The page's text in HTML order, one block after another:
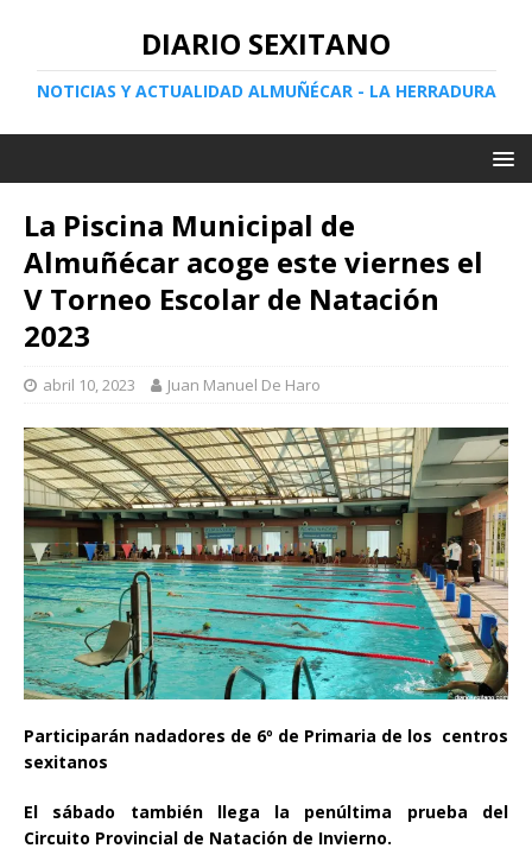
DIARIO SEXITANO
NOTICIAS Y ACTUALIDAD ALMUÑÉCAR - LA HERRADURA
La Piscina Municipal de
Almuñécar acoge este viernes el
V Torneo Escolar de Natación
2023
abril 10, 2023 Juan Manuel De Haro
Participarán nadadores de 6º de Primaria de los centros
sexitanos
El sábado también llega la penúltima prueba del
Circuito Provincial de Natación de Invierno.